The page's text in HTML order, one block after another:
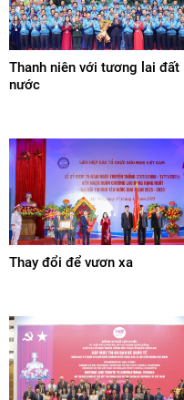
Thanh niên với tương lai đất
nước
Thay đổi để vươn xa